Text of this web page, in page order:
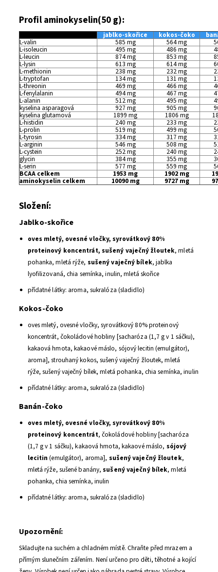
Profil aminokyselin(50 g):
jablko-skořice kokos-čoko
L-valin 585 mg 564 mg
L-isoleucin 495 mg 486 mg
L-leucin 874 mg 853 mg
L-lysin 613 mg 614 mg
L-methionin 238 mg 232 mg
L-tryptofan 134 mg 131 mg
L-threonin 469 mg 466 mg
L-fenylalanin 494 mg 467 mg
L-alanin 512 mg 495 mg
kyselina asparagová 927 mg 905 mg
kyselina glutamová 1899 mg 1806 mg
L-histidin 240 mg 233 mg
L-prolin 519 mg 499 mg
L-tyrosin 334 mg 317 mg
L-arginin 546 mg 508 mg
L-cystein 252 mg 240 mg
glycin 384 mg 355 mg
L-serin 577 mg 559 mg
BCAA celkem 1953 mg 1902 mg
aminokyselin celkem 10090 mg 9727 mg
Složení:
Jablko-skořice
oves mletý, ovesné vločky, syrovátkový 80%
proteinový koncentrát, sušený vaječný žloutek, mletá
pohanka, mletá rýže, sušený vaječný bílek, jablka
lyofilizovaná, chia semínka, inulin, mletá skořice
přídatné látky: aroma, sukralóza (sladidlo)
Kokos-čoko
oves mletý, ovesné vločky, syrovátkový 80% proteinový
koncentrát, čokoládové hobliny [sacharóza (1,7 g v 1 sáčku),
kakaová hmota, kakaové máslo, sójový lecitin (emulgátor),
aroma], strouhaný kokos, sušený vaječný žloutek, mletá
rýže, sušený vaječný bílek, mletá pohanka, chia semínka, inulin
přídatné látky: aroma, sukralóza (sladidlo)
Banán-čoko
oves mletý, ovesné vločky, syrovátkový 80%
proteinový koncentrát, čokoládové hobliny [sacharóza
(1,7 g v 1 sáčku), kakaová hmota, kakaové máslo, sójový
lecitin (emulgátor), aroma], sušený vaječný žloutek,
mletá rýže, sušené banány,sušený vaječný bílek, mletá
pohanka, chia semínka, inulin
přídatné látky: aroma, sukralóza (sladidlo)
Upozornění:
Skladujte na suchém a chladném místě. Chraňte před mrazem a
přímým slunečním zářením. Není určeno pro děti, těhotné a kojící